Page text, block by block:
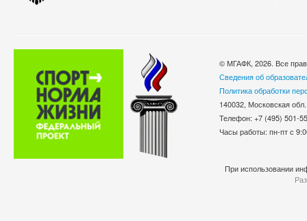
© МГАФК, 2026. Все
Сведения об
Политика обработки
140032, Московская
Телефон: +7 (495)
Часы работы: пн-пт с
При использовании